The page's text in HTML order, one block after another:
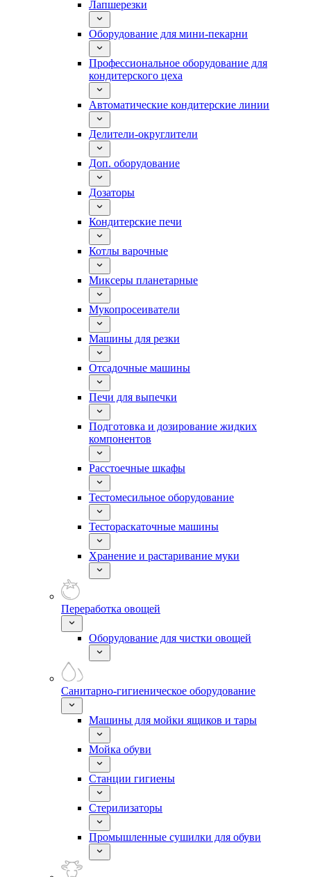
Лапшерезки
Оборудование для мини-пекарни
Профессиональное оборудование для
кондитерского цеха
Автоматические кондитерские линии
Делители-округлители
Доп. оборудование
Дозаторы
Кондитерские печи
Котлы варочные
Миксеры планетарные
Мукопросеиватели
Машины для резки
Отсадочные машины
Печи для выпечки
Подготовка и дозирование жидких
компонентов
Расстоечные шкафы
Тестомесильное оборудование
Тестораскаточные машины
Хранение и растаривание муки
Переработка овощей
Оборудование для чистки овощей
Санитарно-гигиеническое оборудование
Машины для мойки ящиков и тары
Мойка обуви
Станции гигиены
Стерилизаторы
Промышленные сушилки для обуви